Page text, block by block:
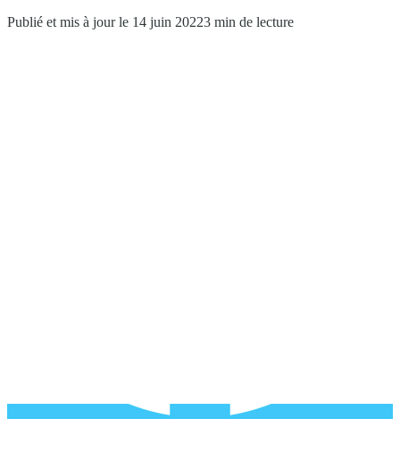
Publié et mis à jour le 14 juin 20223 min de lecture